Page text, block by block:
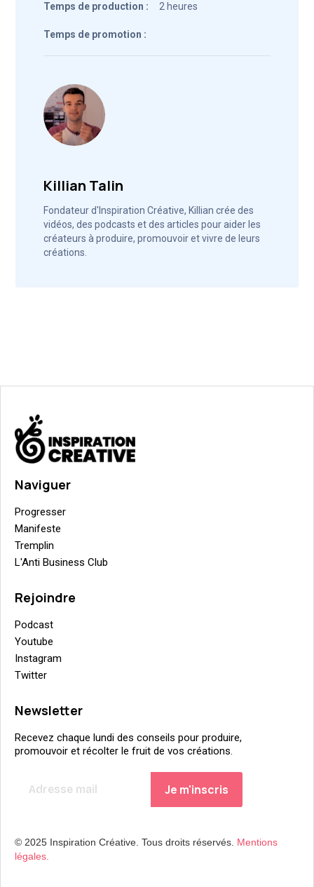
Temps de production : 2 heures
Temps de promotion :
Killian Talin
Fondateur d'Inspiration Créative, Killian crée des
vidéos, des podcasts et des articles pour aider les
créateurs à produire, promouvoir et vivre de leurs
créations.
Naviguer
Progresser
Manifeste
Tremplin
L'Anti Business Club
Rejoindre
Podcast
Youtube
Instagram
Twitter
Newsletter
Recevez chaque lundi des conseils pour produire,
promouvoir et récolter le fruit de vos créations.
© 2025 Inspiration Créative. Tous droits réservés. Mentions
légales.